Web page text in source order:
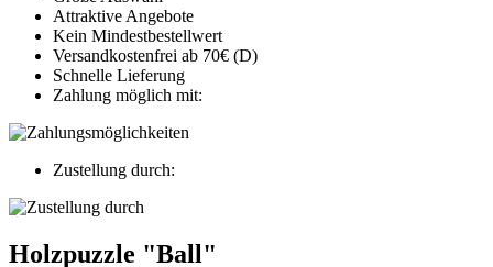
Attraktive Angebote
Kein Mindestbestellwert
Versandkostenfrei ab 70€ (D)
Schnelle Lieferung
Zahlung möglich mit:
Zustellung durch:
Holzpuzzle "Ball"